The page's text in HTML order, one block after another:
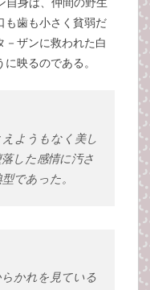
も歯も小さく貧弱だ
－ザンに救われた白
映るのである。
ようもなく美し
した感情に汚さ
であった。
かれを見ている